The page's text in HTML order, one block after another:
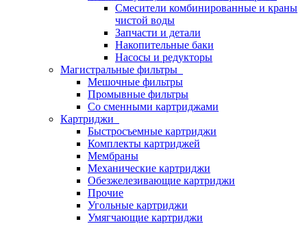
Смесители комбинированные и краны
чистой воды
Запчасти и детали
Накопительные баки
Насосы и редукторы
Магистральные фильтры
Мешочные фильтры
Промывные фильтры
Со сменными картриджами
Картриджи
Быстросъемные картриджи
Комплекты картриджей
Мембраны
Механические картриджи
Обезжелезивающие картриджи
Прочие
Угольные картриджи
Умягчающие картриджи